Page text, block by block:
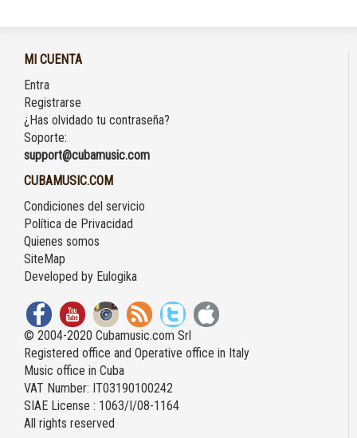
MI CUENTA
Entra
Registrarse
¿Has olvidado tu contraseña?
Soporte:
support@cubamusic.com
CUBAMUSIC.COM
Condiciones del servicio
Política de Privacidad
Quienes somos
SiteMap
Developed by Eulogika
© 2004-2020 Cubamusic.com Srl
Registered office and Operative office in Italy
Music office in Cuba
VAT Number: IT03190100242
SIAE License : 1063/I/08-1164
All rights reserved